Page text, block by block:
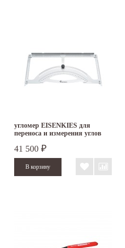
угломер EISENKIES для
переноса и измерения углов
41 500 ₽